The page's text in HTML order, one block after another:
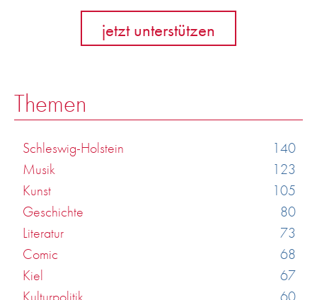
jetzt unterstützen
Themen
Schleswig-Holstein
140
Musik
123
Kunst
105
Geschichte
80
Literatur
73
Comic
68
Kiel
67
Kulturpolitik
60